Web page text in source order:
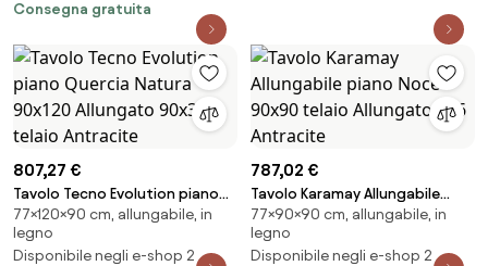
Consegna gratuita
807,27 €
Tavolo Tecno Evolution piano
Quercia Natura 90x120
Allungato 90x380 telaio
Antracite
77×120×90 cm, allungabile, in
legno
Disponibile negli e-shop 2
787,02 €
Tavolo Karamay Allungabile
piano Noce 90x90 telaio
Allungato 246 Antracite
77×90×90 cm, allungabile, in
legno
Disponibile negli e-shop 2